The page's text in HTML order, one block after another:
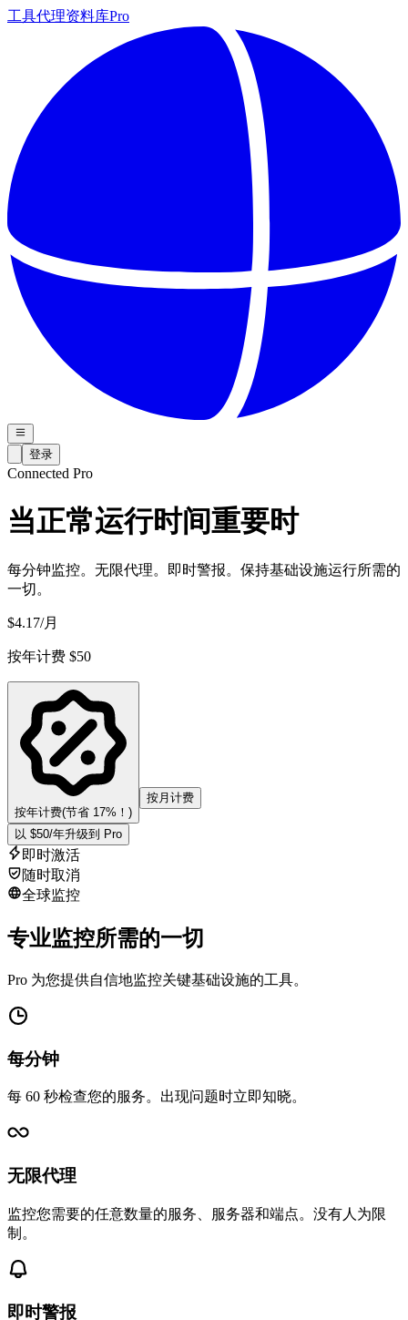
工具代理资料库Pro
登录
Connected Pro
当正常运行时间重要时
每分钟监控。无限代理。即时警报。保持基础设施运行所需的
一切。
$4.17/月
按年计费 $50
按年计费(节省 17%！)
按月计费
以 $50/年升级到 Pro
即时激活
随时取消
全球监控
专业监控所需的一切
Pro 为您提供自信地监控关键基础设施的工具。
每分钟
每 60 秒检查您的服务。出现问题时立即知晓。
无限代理
监控您需要的任意数量的服务、服务器和端点。没有人为限
制。
即时警报